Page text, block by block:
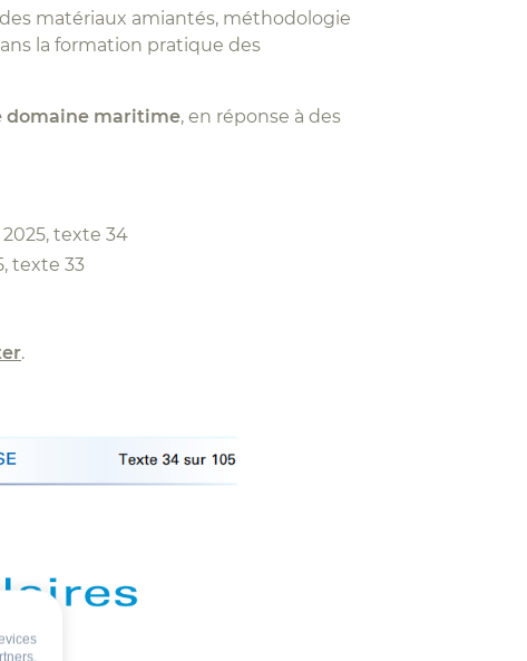
matériaux amiantés, méthodologie
la formation pratique des
domaine maritime, en réponse à des
texte 34
texte 33
.